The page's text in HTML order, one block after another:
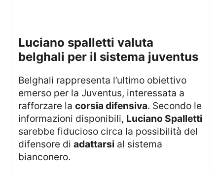
luciano spalletti valuta
belghali per il sistema juventus
Belghali rappresenta l’ultimo obiettivo
emerso per la Juventus, interessata a
rafforzare lacorsia difensiva. Secondo le
informazioni disponibili, Luciano Spalletti
sarebbe fiducioso circa la possibilità del
difensore diadattarsi al sistema
bianconero.